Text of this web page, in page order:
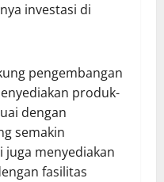
investasi di
pengembangan
produk-
dengan
semakin
juga menyediakan
fasilitas